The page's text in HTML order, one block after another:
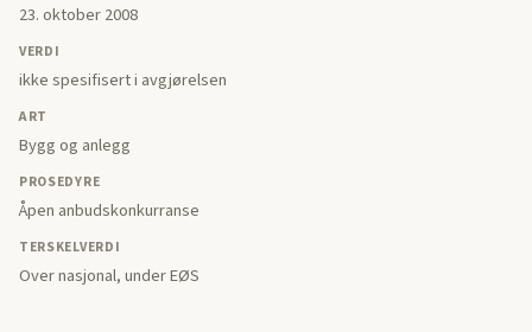
23. oktober 2008
VERDI
ikke spesifisert i avgjørelsen
ART
Bygg og anlegg
PROSEDYRE
Åpen anbudskonkurranse
TERSKELVERDI
Over nasjonal, under EØS